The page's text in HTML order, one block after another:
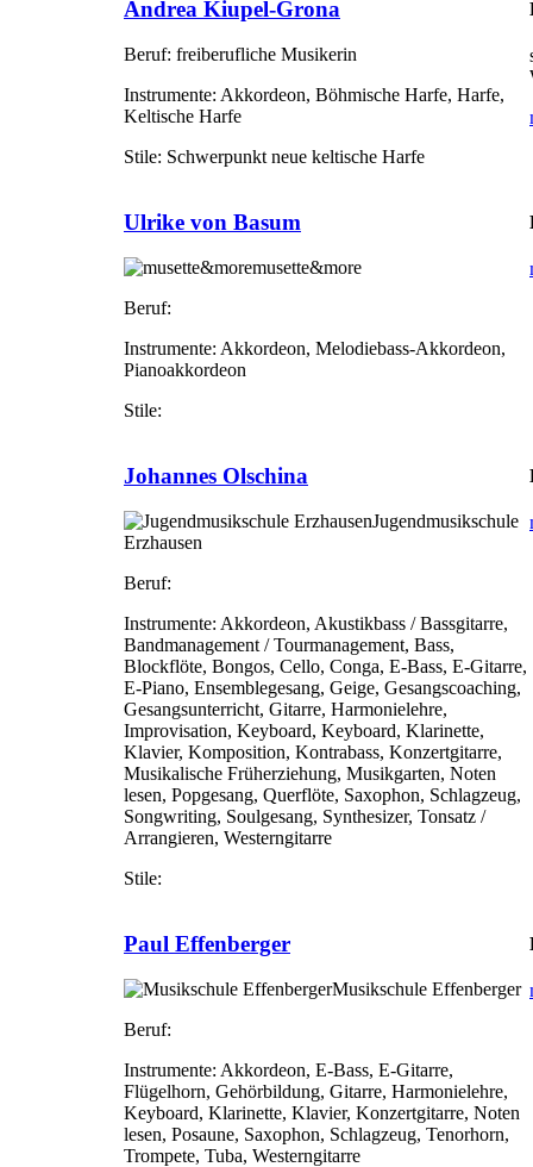
Andrea Kiupel-Grona
Beruf: freiberufliche Musikerin
Instrumente: Akkordeon, Böhmische Harfe, Harfe,
Keltische Harfe
Stile: Schwerpunkt neue keltische Harfe
Ulrike von Basum
musette&more
Beruf:
Instrumente: Akkordeon, Melodiebass-Akkordeon,
Pianoakkordeon
Stile:
Johannes Olschina
Jugendmusikschule
Erzhausen
Beruf:
Instrumente: Akkordeon, Akustikbass / Bassgitarre,
Bandmanagement / Tourmanagement, Bass,
Blockflöte, Bongos, Cello, Conga, E-Bass, E-Gitarre,
E-Piano, Ensemblegesang, Geige, Gesangscoaching,
Gesangsunterricht, Gitarre, Harmonielehre,
Improvisation, Keyboard, Keyboard, Klarinette,
Klavier, Komposition, Kontrabass, Konzertgitarre,
Musikalische Früherziehung, Musikgarten, Noten
lesen, Popgesang, Querflöte, Saxophon, Schlagzeug,
Songwriting, Soulgesang, Synthesizer, Tonsatz /
Arrangieren, Westerngitarre
Stile:
Paul Effenberger
Musikschule Effenberger
Beruf:
Instrumente: Akkordeon, E-Bass, E-Gitarre,
Flügelhorn, Gehörbildung, Gitarre, Harmonielehre,
Keyboard, Klarinette, Klavier, Konzertgitarre, Noten
lesen, Posaune, Saxophon, Schlagzeug, Tenorhorn,
Trompete, Tuba, Westerngitarre